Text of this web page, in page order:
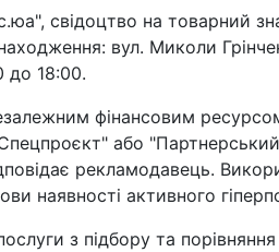
свідоцтво на товарний
вул. Миколи
до 18:00.
фінансовим
або
рекламодавець.
наявності активного
з підбору та